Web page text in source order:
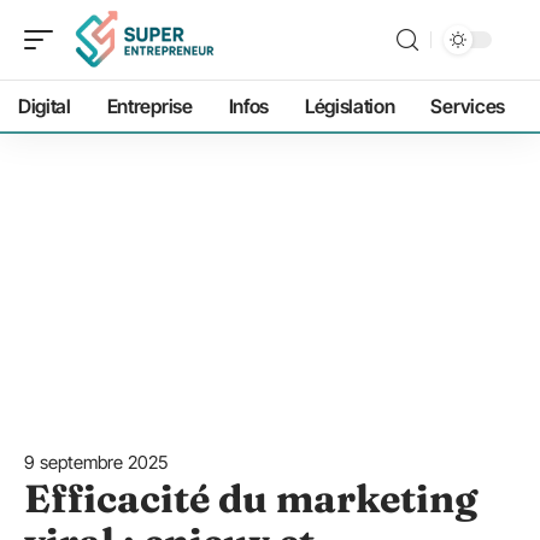
Digital Entreprise Infos Législation Services
9 septembre 2025
Efficacité du marketing